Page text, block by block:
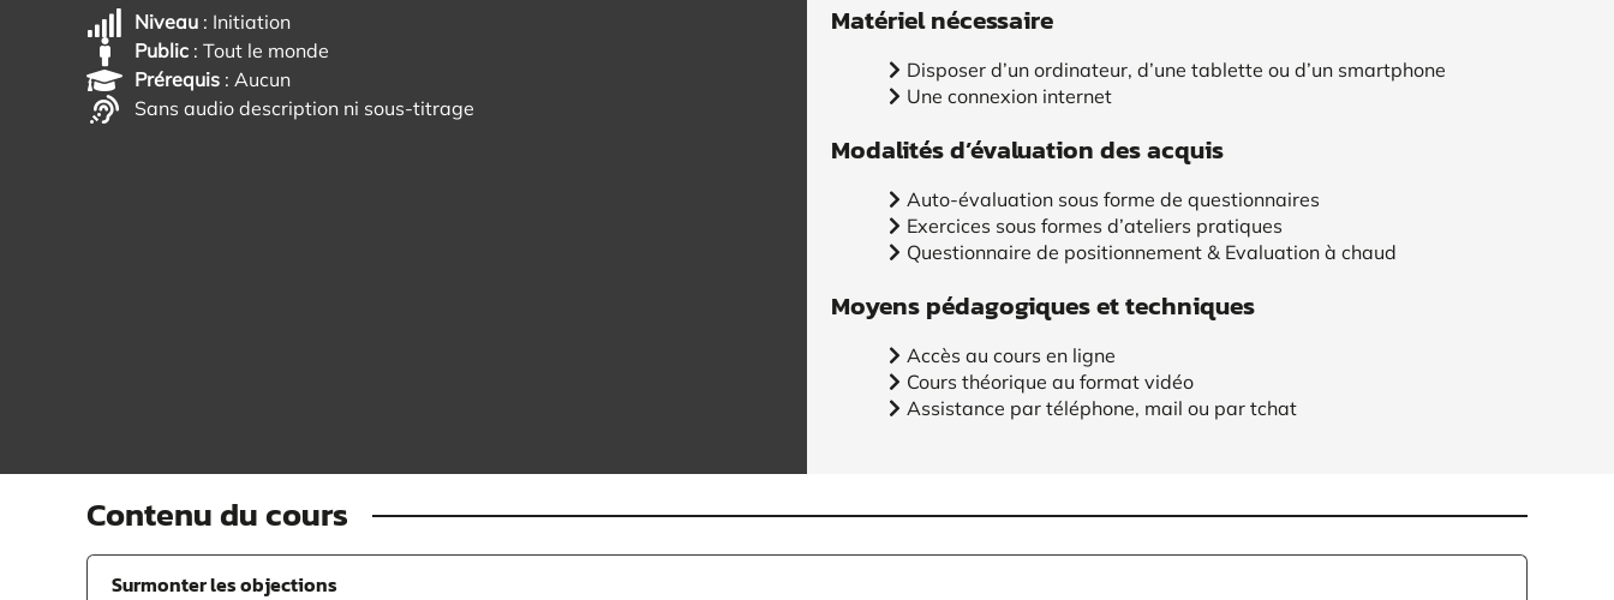
Niveau : Initiation
Public : Tout le monde
Prérequis : Aucun
Sans audio description ni sous-titrage
Matériel nécessaire
Disposer d’un ordinateur, d’une tablette ou d’un smartphone
Une connexion internet
Modalités d’évaluation des acquis
Auto-évaluation sous forme de questionnaires
Exercices sous formes d’ateliers pratiques
Questionnaire de positionnement & Evaluation à chaud
Moyens pédagogiques et techniques
Accès au cours en ligne
Cours théorique au format vidéo
Assistance par téléphone, mail ou par tchat
Contenu du cours
Surmonter les objections